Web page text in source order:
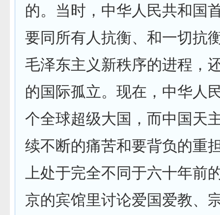
的。当时，中华人民共和国
要同所有人抗衡、和一切抗
毛泽东主义新秩序的进程，
的国际孤立。现在，中华人
个全球超级大国，而中国天
续不断的痛苦和要背负的重
上处于完全不同于六十年前
京的宾馆里讨论爱国爱教、